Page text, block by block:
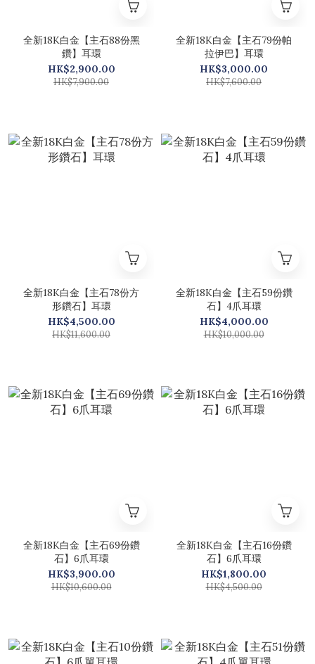
全新18K白金【主石88份黑
鑽】耳環
HK$2,900.00
HK$7,900.00
全新18K白金【主石79份帕
拉伊巴】耳環
HK$3,000.00
HK$7,600.00
全新18K白金【主石78份方
形鑽石】耳環
HK$4,500.00
HK$11,600.00
全新18K白金【主石59份鑽
石】4爪耳環
HK$4,000.00
HK$10,000.00
全新18K白金【主石69份鑽
石】6爪耳環
HK$3,900.00
HK$10,600.00
全新18K白金【主石16份鑽
石】6爪耳環
HK$1,800.00
HK$4,500.00